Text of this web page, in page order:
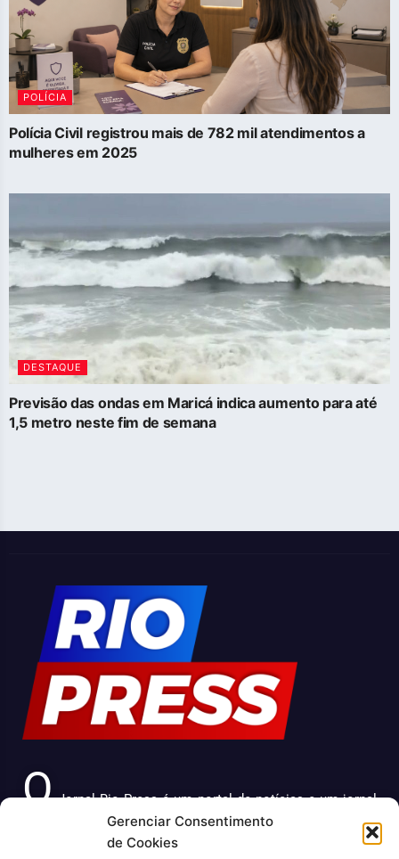
Gerenciar Consentimento
de Cookies
POLÍCIA
Polícia Civil registrou mais de 782 mil atendimentos a
mulheres em 2025
DESTAQUE
Previsão das ondas em Maricá indica aumento para até
1,5 metro neste fim de semana
O Jornal Rio Press é um portal de notícias e um jornal
impresso que cobre diversas notícias sobre a cidade do
Rio de Janeiro. Com uma abordagem abrangente e